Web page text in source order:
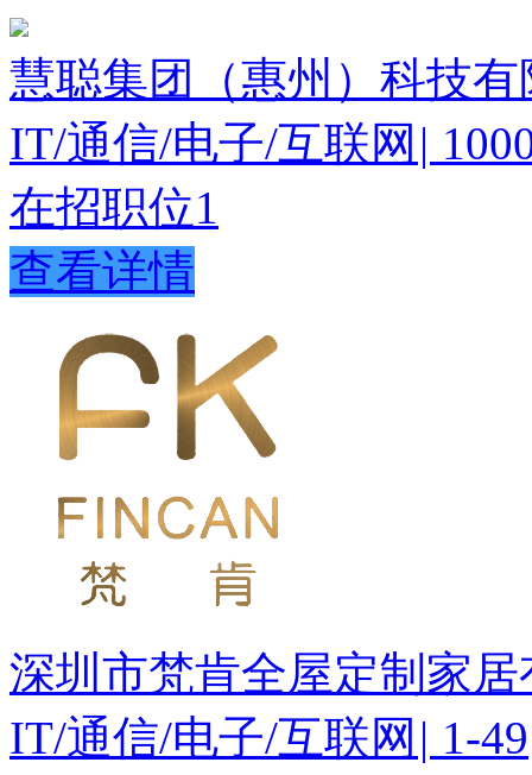
慧聪集团（惠州）科技有
IT/通信/电子/互联网 |
在招职位1
查看详情
深圳市梵肯全屋定制家
IT/通信/电子/互联网 | 1-49